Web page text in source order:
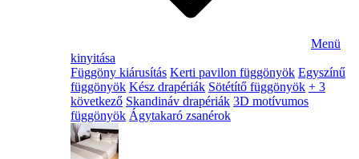
Menü
kinyitása
Függöny kiárusítás Kerti pavilon függönyök Egyszínű
függönyök Kész drapériák Sötétítő függönyök + 3
következő Skandináv drapériák 3D motívumos
függönyök Ágytakaró zsanérok